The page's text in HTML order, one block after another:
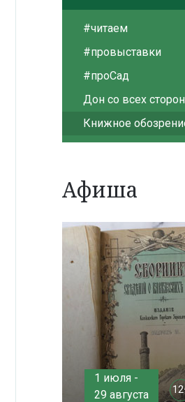
#читаем
#провыставки
#проСад
Дон со всех сторон
Книжное
Афиша
1 июля -
29 августа